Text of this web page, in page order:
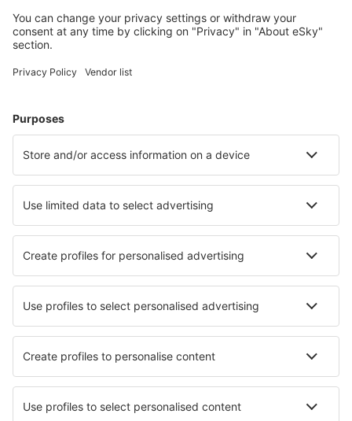
Alege din peste 1,3 mil. de opţiuni: hoteluri, cabane,
apartamente și altele.
Cazare în Italia - Orașe populare
Cazare în Palermo Cazare în Florenţa
Cazare în Roma Cazare în Milano
Cazare în Castiglione del Lago Cazare în Positano
Cele mai bune locuri de cazare - orașe
Cazare în Midrand Cazare Nowogród Bobrzański
Cazare în Kremmen Cazare în Hehlen